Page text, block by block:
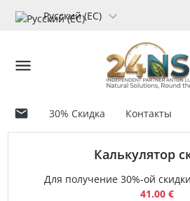
Русский (ЕС)
30% Скидка Контакты
Калькулятор
Для получение 30%-ой
41.00 €